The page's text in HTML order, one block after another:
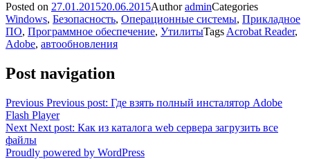
Posted on 27.01.201520.06.2015AuthoradminCategories
Windows, Безопасность, Операционные системы, Прикладное
ПО, Программное обеспечение, УтилитыTags Acrobat Reader,
Adobe, автообновления
Post navigation
Previous Previous post: Где взять полный инсталятор Adobe
Flash Player
Next Next post: Как из каталога web сервера загрузить все
файлы
Proudly powered by WordPress